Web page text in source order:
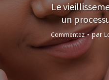
Le
un
Commentez par